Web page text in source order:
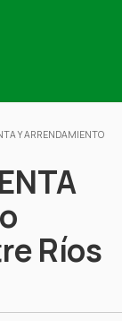
Y ARRENDAMIENTO
Ríos